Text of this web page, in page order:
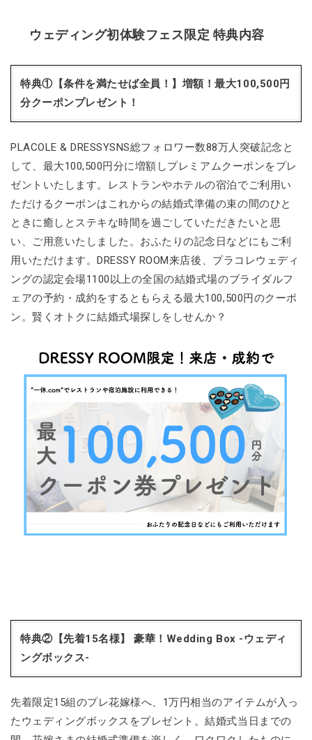
ウェディング初体験フェス限定 特典内容
特典①【条件を満たせば全員！】増額！最大100,500円
分クーポンプレゼント！
PLACOLE & DRESSYSNS総フォロワー数88万人突破記念と
して、最大100,500円分に増額しプレミアムクーポンをプレ
ゼントいたします。レストランやホテルの宿泊でご利用い
ただけるクーポンはこれからの結婚式準備の束の間のひと
ときに癒しとステキな時間を過ごしていただきたいと思
い、ご用意いたしました。おふたりの記念日などにもご利
用いただけます。DRESSY ROOM来店後、プラコレウェディ
ングの認定会場1100以上の全国の結婚式場のブライダルフ
ェアの予約・成約をするともらえる最大100,500円のクーポ
ン。賢くオトクに結婚式場探しをしせんか？
​特典②【先着15名様】 豪華！Wedding Box -ウェディ
ングボックス-
先着限定15組のプレ花嫁様へ、1万円相当のアイテムが入っ
たウェディングボックスをプレゼント。結婚式当日までの